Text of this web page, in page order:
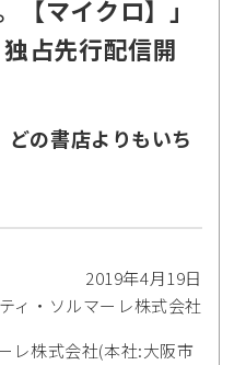
【マイクロ】」
占先行配信開
の書店よりもいち
2019年4月19日
ィ・ソルマーレ株式会社
レ株式会社(本社:大阪市